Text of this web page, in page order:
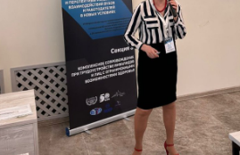
ЦЕНТР
И ЛИЦ С
ЗДОРОВЬЯ